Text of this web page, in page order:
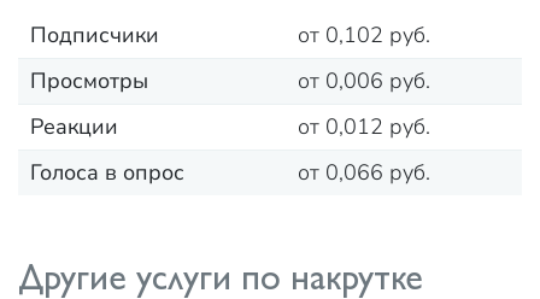
Подписчики
от 0,102 руб.
Просмотры
от 0,006 руб.
Реакции
от 0,012 руб.
Голоса в опрос
от 0,066 руб.
Другие услуги по накрутке